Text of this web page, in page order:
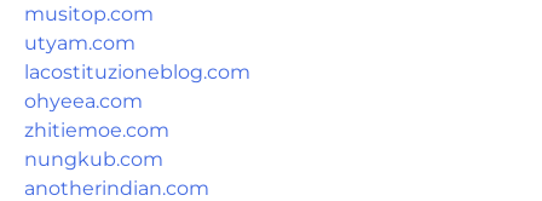
musitop.com
utyam.com
lacostituzioneblog.com
ohyeea.com
zhitiemoe.com
nungkub.com
anotherindian.com